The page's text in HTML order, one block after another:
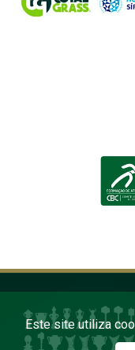
Este site utiliza